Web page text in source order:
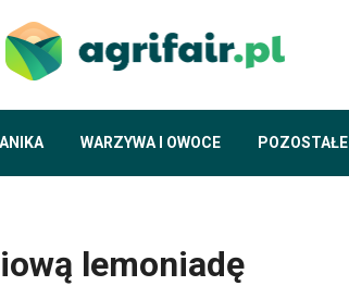
WARZYWA I OWOCE POZOSTAŁE
lemoniadę